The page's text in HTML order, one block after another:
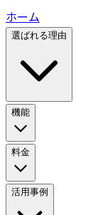
ホーム
選ばれる理由
機能
料金
活用事例